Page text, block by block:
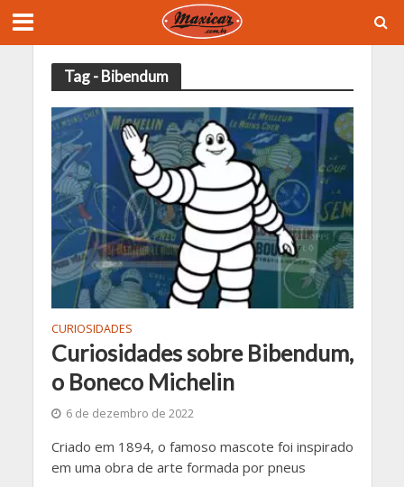
Tag - Bibendum
CURIOSIDADES
Curiosidades sobre Bibendum,
o Boneco Michelin
6 de dezembro de 2022
Criado em 1894, o famoso mascote foi inspirado
em uma obra de arte formada por pneus